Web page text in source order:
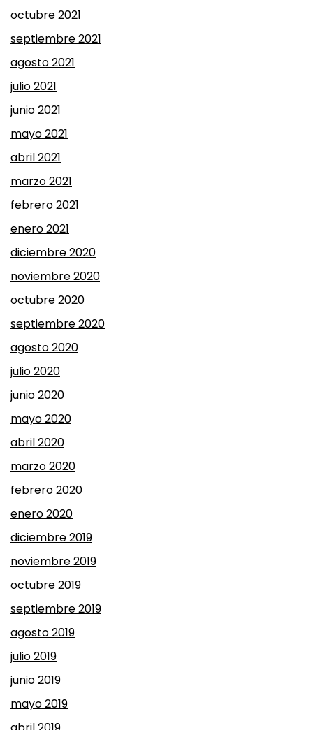
octubre 2021
septiembre 2021
agosto 2021
julio 2021
junio 2021
mayo 2021
abril 2021
marzo 2021
febrero 2021
enero 2021
diciembre 2020
noviembre 2020
octubre 2020
septiembre 2020
agosto 2020
julio 2020
junio 2020
mayo 2020
abril 2020
marzo 2020
febrero 2020
enero 2020
diciembre 2019
noviembre 2019
octubre 2019
septiembre 2019
agosto 2019
julio 2019
junio 2019
mayo 2019